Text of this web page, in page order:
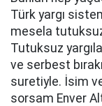
Türk yargı
mesela
Tutuksuz
ve serbest
suretiyle. İsim
sorsam Enver